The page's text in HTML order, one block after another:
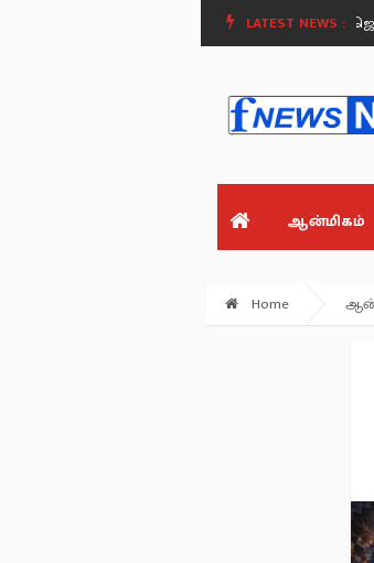
LATEST NEWS :
மதுரையில் சிறப்பு சட்டக் கல்லூரி - பட்ஜெட்டில்
ஆன்மிகம்
Home